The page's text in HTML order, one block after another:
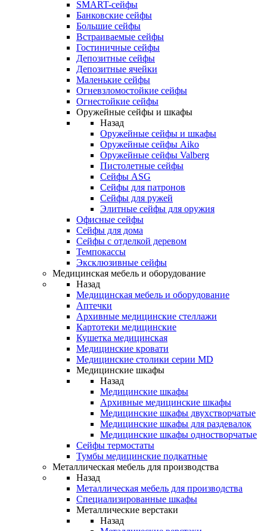
SMART-сейфы
Банковские сейфы
Большие сейфы
Встраиваемые сейфы
Гостиничные сейфы
Депозитные сейфы
Депозитные ячейки
Маленькие сейфы
Огневзломостойкие сейфы
Огнестойкие сейфы
Оружейные сейфы и шкафы
Назад
Оружейные сейфы и шкафы
Оружейные сейфы Aiko
Оружейные сейфы Valberg
Пистолетные сейфы
Сейфы ASG
Сейфы для патронов
Сейфы для ружей
Элитные сейфы для оружия
Офисные сейфы
Сейфы для дома
Сейфы с отделкой деревом
Темпокассы
Эксклюзивные сейфы
Медицинская мебель и оборудование
Назад
Медицинская мебель и оборудование
Аптечки
Архивные медицинские стеллажи
Картотеки медицинские
Кушетка медицинская
Медицинские кровати
Медицинские столики серии MD
Медицинские шкафы
Назад
Медицинские шкафы
Архивные медицинские шкафы
Медицинские шкафы двухстворчатые
Медицинские шкафы для раздевалок
Медицинские шкафы одностворчатые
Сейфы термостаты
Тумбы медицинские подкатные
Металлическая мебель для производства
Назад
Металлическая мебель для производства
Cпециализированные шкафы
Металлические верстаки
Назад